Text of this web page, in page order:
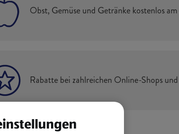
Obst, Gemüse und Getränke kostenlos
Rabatte bei zahlreichen Online-Shops